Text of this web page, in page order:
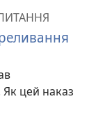
Як цей наказ